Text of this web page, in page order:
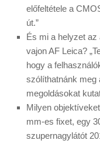
előfeltétele a
út.”
És mi a helyzet
vajon AF Leica?
hogy a
szólíthatnánk meg
megoldásokat
Milyen
mm-es fixet, egy
szupernagylátót